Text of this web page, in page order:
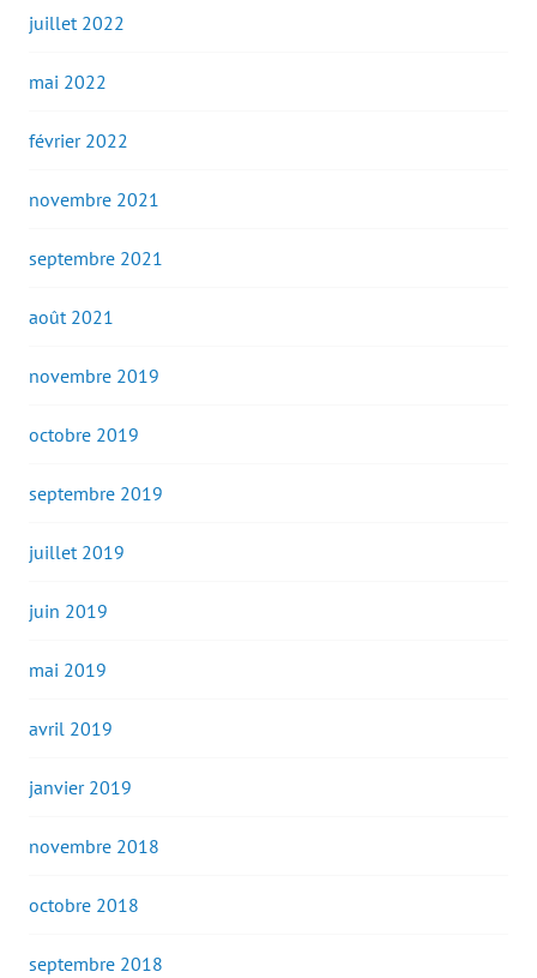
juillet 2022
mai 2022
février 2022
novembre 2021
septembre 2021
août 2021
novembre 2019
octobre 2019
septembre 2019
juillet 2019
juin 2019
mai 2019
avril 2019
janvier 2019
novembre 2018
octobre 2018
septembre 2018